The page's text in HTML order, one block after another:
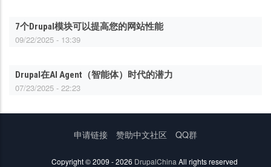
7个Drupal模块可以提高您的网站性能
09/22/2025 - 13:39
Drupal在AI Agent（智能体）时代的潜力
07/23/2025 - 22:23
申请链接 赞助中文社区 QQ群
Copyright © 2009 - 2026 DrupalChina All rights reserved